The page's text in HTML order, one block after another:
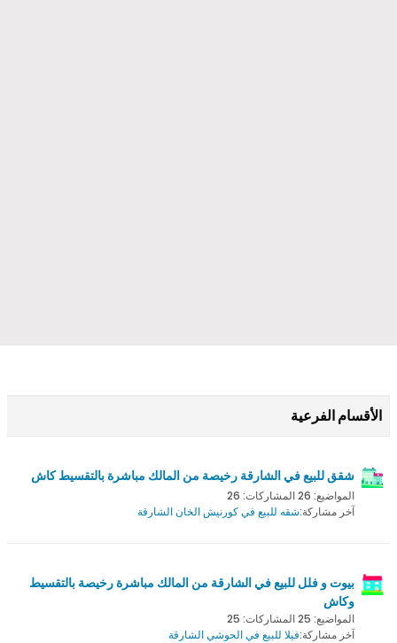
الأقسام الفرعية
شقق للبيع في الشارقة رخيصة من المالك مباشرة بالتقسيط كاش
المواضيع: 26 المشاركات: 26
آخر مشاركة:شقه للبيع في كورنيش الخان الشارقة
بيوت و فلل للبيع في الشارقة من المالك مباشرة رخيصة بالتقسيط
وكاش
المواضيع: 25 المشاركات: 25
آخر مشاركة:فيلا للبيع في الحوشي الشارقة